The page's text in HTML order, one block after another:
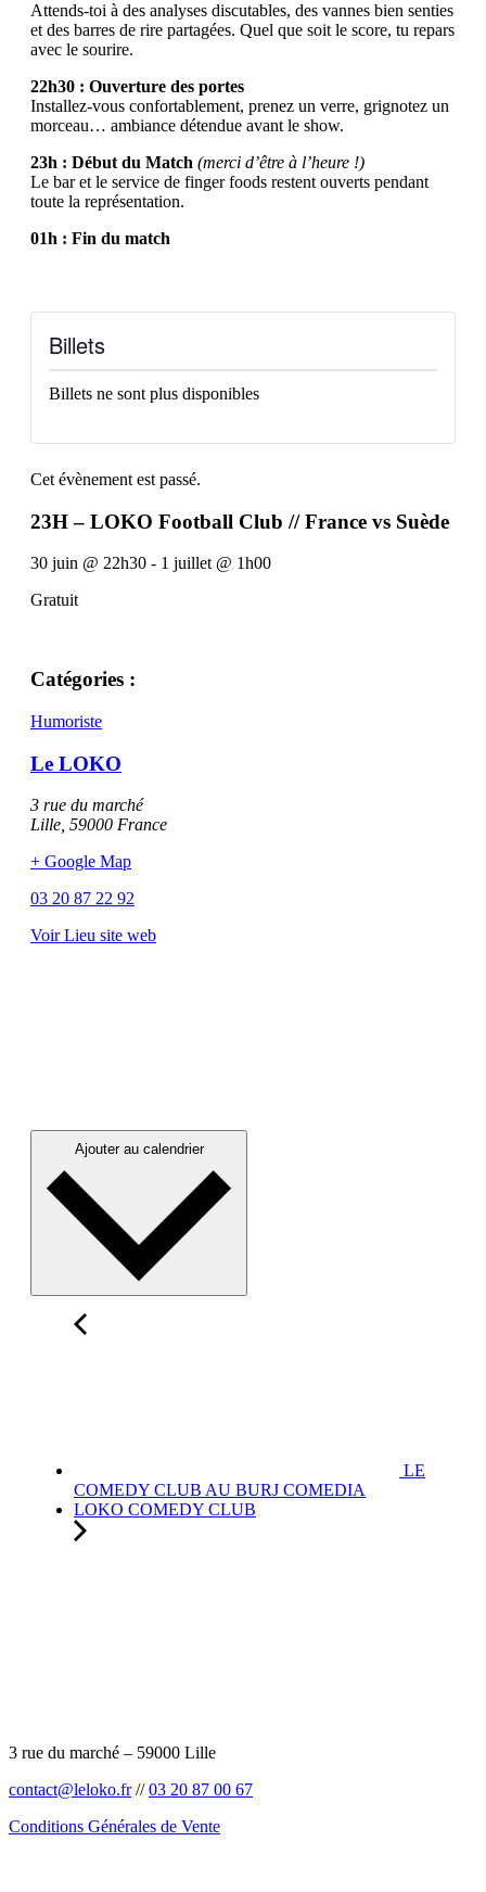
Attends‑toi à des analyses discutables, des vannes bien senties
et des barres de rire partagées. Quel que soit le score, tu repars
avec le sourire.
22h30 : Ouverture des portes
Installez-vous confortablement, prenez un verre, grignotez un
morceau… ambiance détendue avant le show.
23h : Début du Match (merci d’être à l’heure !)
Le bar et le service de finger foods restent ouverts pendant
toute la représentation.
01h : Fin du match
Billets
Billets ne sont plus disponibles
Cet évènement est passé.
23H – LOKO Football Club // France vs Suède
30 juin @ 22h30 - 1 juillet @ 1h00
Gratuit
Catégories :
Humoriste
Le LOKO
3 rue du marché
Lille 59000 France
+ Google Map
03 20 87 22 92
Voir Lieu site web
Ajouter au calendrier
LE
COMEDY CLUB AU BURJ COMEDIA
LOKO COMEDY CLUB
3 rue du marché – 59000 Lille
contact@leloko.fr//03 20 87 00 67
Conditions Générales de Vente